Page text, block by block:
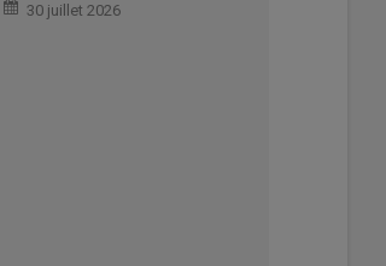
30 juillet 2026